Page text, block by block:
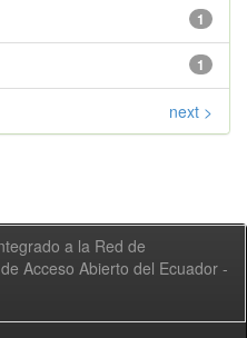
1
1
next >
a la Red de
Acceso Abierto del Ecuador -